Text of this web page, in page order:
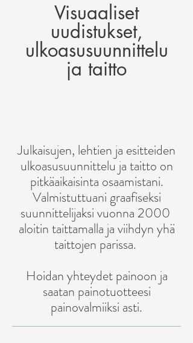
Visuaaliset
uudistukset,
ulkoasusuunnittelu
ja taitto
Julkaisujen, lehtien ja esitteiden
ulkoasusuunnittelu ja taitto on
pitkäaikaisinta osaamistani.
Valmistuttuani graafiseksi
suunnittelijaksi vuonna 2000
aloitin taittamalla ja viihdyn yhä
taittojen parissa.
Hoidan yhteydet painoon ja
saatan painotuotteesi
painovalmiiksi asti.